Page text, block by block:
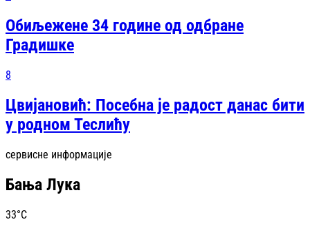
Обиљежене 34 године од одбране
Градишке
8
Цвијановић: Посебна је радост данас бити
у родном Теслићу
сервисне информације
Бања Лука
33°C